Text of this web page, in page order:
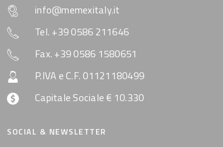
info@memexitaly.it
Tel. +39 0586 211646
Fax. +39 0586 1580651
P.IVA e C.F. 01121180499
Capitale Sociale € 10.330
SOCIAL & NEWSLETTER